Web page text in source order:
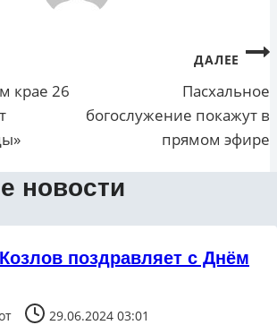
крае 26
ДАЛЕЕ
Пасхальное
богослужение покажут в
прямом эфире
новости
поздравляет с Днём
29.06.2024 03:01